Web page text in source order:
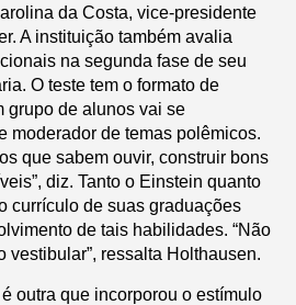
da Costa, vice-presidente
A instituição também avalia
na segunda fase de seu
O teste tem o formato de
grupo de alunos vai se
moderador de temas polêmicos.
que sabem ouvir, construir bons
diz. Tanto o Einstein quanto
currículo de suas graduações
de tais habilidades. “Não
vestibular”, ressalta Holthausen.
outra que incorporou o estímulo